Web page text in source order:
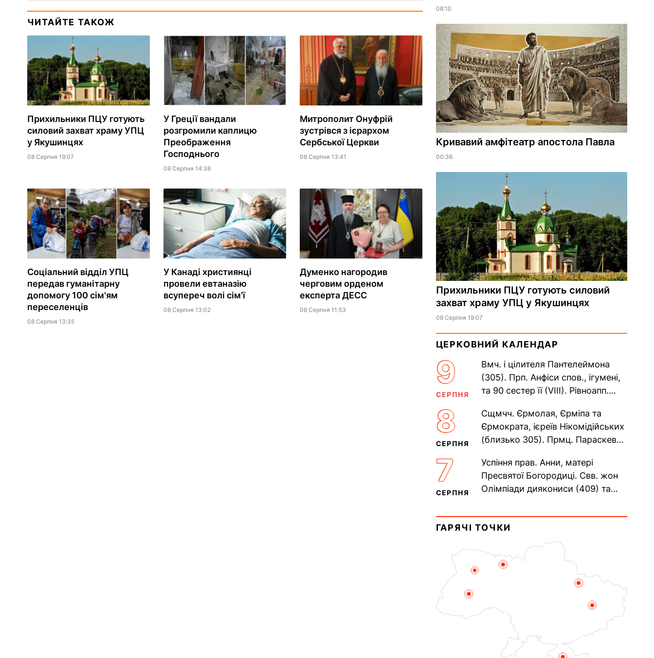
ЧИТАЙТЕ ТАКОЖ
Прихильники ПЦУ готують
силовий захват храму УПЦ
у Якушинцях
08 Серпня 19:07
У Греції вандали
розгромили каплицю
Преображення
Господнього
08 Серпня 14:38
Митрополит Онуфрій
зустрівся з ієрархом
Сербської Церкви
08 Серпня 13:41
Соціальний відділ УПЦ
передав гуманітарну
допомогу 100 сім'ям
переселенців
08 Серпня 13:35
У Канаді християнці
провели евтаназію
всупереч волі сім'ї
08 Серпня 13:02
Думенко нагородив
черговим орденом
експерта ДЕСС
08 Серпня 11:53
08:10
​Кривавий амфітеатр апостола Павла
00:36
Прихильники ПЦУ готують силовий
захват храму УПЦ у Якушинцях
08 Серпня 19:07
ЦЕРКОВНИЙ КАЛЕНДАР
9
СЕРПНЯ
Вмч. і цілителя Пантелеймона
(305). Прп. Анфіси спов., ігумені,
та 90 сестер її (VIII). Рівноапп.
Наума, Савви,...
8
СЕРПНЯ
Сщмчч. Єрмолая, Єрміпа та
Єрмократа, ієреїв Нікомідійських
(близько 305). Прмц. Параскеви
Печерського, в Ближніх...
7
СЕРПНЯ
Успіння прав. Анни, матері
Пресвятої Богородиці. Свв. жон
Олімпіади диякониси (409) та
Пам’ять V Вселенського...
ГАРЯЧІ ТОЧКИ